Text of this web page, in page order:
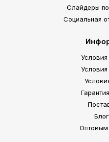
Слайдеры
Социальная
Условия
Условия
Оптовым